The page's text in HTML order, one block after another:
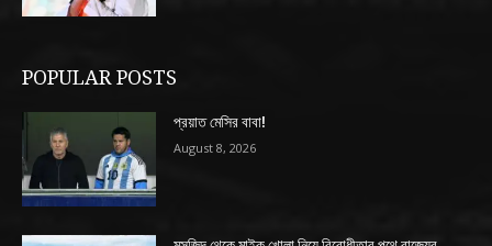
POPULAR POSTS
প্রয়াত মেসির বাবা!
August 8, 2026